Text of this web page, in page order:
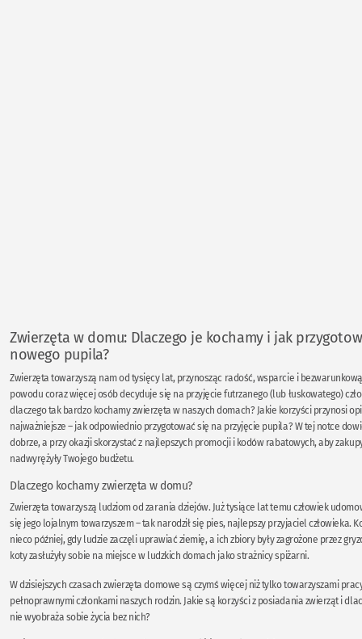
Zwierzęta w domu: Dlaczego je kochamy i jak
nowego pupila?
Zwierzęta towarzyszą nam od tysięcy lat, przynosząc radość, wsparcie i bezwarunkową
powodu coraz więcej osób decyduje się na przyjęcie futrzanego (lub łuskowatego)
dlaczego tak bardzo kochamy zwierzęta w naszych domach? Jakie korzyści przynosi
najważniejsze – jak odpowiednio przygotować się na przyjęcie pupila? W tej notce
dobrze, a przy okazji skorzystać z najlepszych promocji i kodów rabatowych, aby
nadwyrężyły Twojego budżetu.
Dlaczego kochamy zwierzęta w domu?
Zwierzęta towarzyszą ludziom od zarania dziejów. Już tysiące lat temu człowiek
się jego lojalnym towarzyszem – tak narodził się pies, najlepszy przyjaciel człowieka.
nieco później, gdy ludzie zaczęli uprawiać ziemię, a ich zbiory były zagrożone przez
koty zasłużyły sobie na miejsce w ludzkich domach jako strażnicy spiżarni.
W dzisiejszych czasach zwierzęta domowe są czymś więcej niż tylko towarzyszami
pełnoprawnymi członkami naszych rodzin. Jakie są korzyści z posiadania zwierząt i
nie wyobraża sobie życia bez nich?